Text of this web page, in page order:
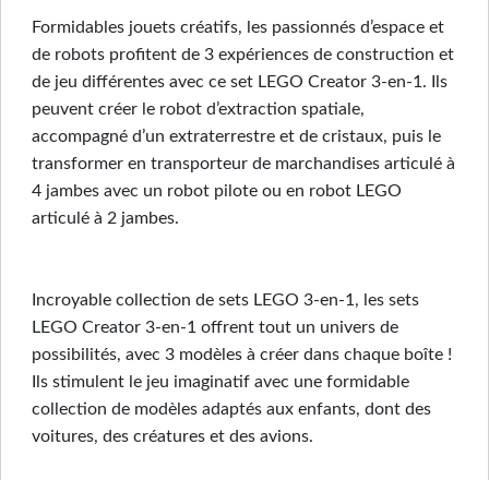
Formidables jouets créatifs, les passionnés d’espace et
de robots profitent de 3 expériences de construction et
de jeu différentes avec ce set LEGO Creator 3-en-1. Ils
peuvent créer le robot d’extraction spatiale,
accompagné d’un extraterrestre et de cristaux, puis le
transformer en transporteur de marchandises articulé à
4 jambes avec un robot pilote ou en robot LEGO
articulé à 2 jambes.
Incroyable collection de sets LEGO 3-en-1, les sets
LEGO Creator 3-en-1 offrent tout un univers de
possibilités, avec 3 modèles à créer dans chaque boîte !
Ils stimulent le jeu imaginatif avec une formidable
collection de modèles adaptés aux enfants, dont des
voitures, des créatures et des avions.